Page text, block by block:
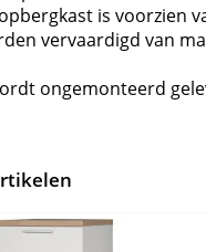
is voorzien
vervaardigd van
ongemonteerd